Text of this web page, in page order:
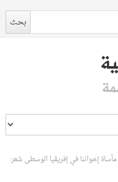
إخواننا في إفريقيا الوسطى شعر: